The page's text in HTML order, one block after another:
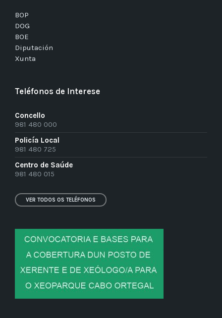
BOP
DOG
BOE
Diputación
Xunta
Teléfonos de Interese
Concello
981 480 000
Policía Local
981 480 725
Centro de Saúde
981 480 015
VER TODOS OS TELÉFONOS